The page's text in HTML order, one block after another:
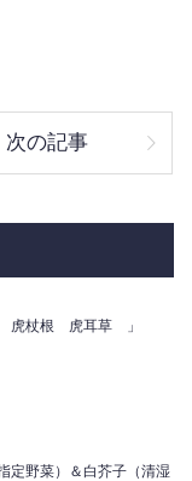
次の記事
虎杖根 虎耳草 」
定野菜）＆白芥子（清湿